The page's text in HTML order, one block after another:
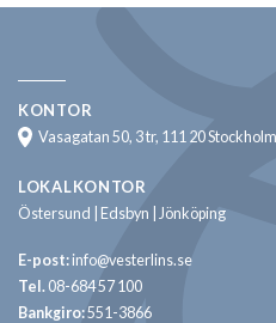
KONTOR
Vasagatan 50, 3 tr, 111 20
LOKALKONTOR
Östersund | Edsbyn | Jönköping
E-post: info@vesterlins.se
Tel. 08-684 57 100
Bankgiro:551-3866